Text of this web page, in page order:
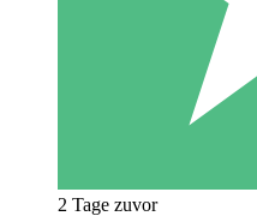
2 Tage zuvor